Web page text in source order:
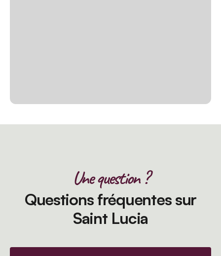
Une question ?
Questions fréquentes sur
Saint Lucia